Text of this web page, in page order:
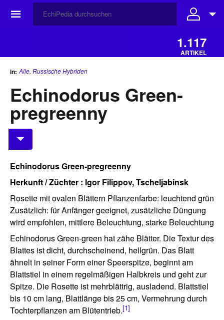
☰
1.117
ARTIKEL
in: Alle, Russische Hybriden
Echinodorus Green-
pregreenny
Echinodorus Green-pregreenny
Herkunft / Züchter : Igor Filippov, Tscheljabinsk
Rosette mit ovalen Blättern Pflanzenfarbe: leuchtend grün
Zusätzlich: für Anfänger geeignet, zusätzliche Düngung
wird empfohlen, mittlere Beleuchtung, starke Beleuchtung
Echinodorus Green-green hat zähe Blätter. Die Textur des
Blattes ist dicht, durchscheinend, hellgrün. Das Blatt
ähnelt in seiner Form einer Speerspitze, beginnt am
Blattstiel in einem regelmäßigen Halbkreis und geht zur
Spitze. Die Rosette ist mehrblättrig, ausladend. Blattstiel
bis 10 cm lang, Blattlänge bis 25 cm, Vermehrung durch
Tochterpflanzen am Blütentrieb.[1]